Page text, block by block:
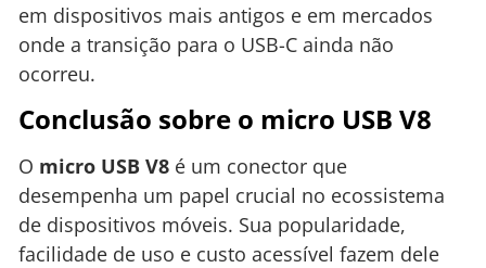
em dispositivos mais antigos e em mercados
onde a transição para o USB-C ainda não
ocorreu.
Conclusão sobre o micro USB V8
O micro USB V8 é um conector que
desempenha um papel crucial no ecossistema
de dispositivos móveis. Sua popularidade,
facilidade de uso e custo acessível fazem dele